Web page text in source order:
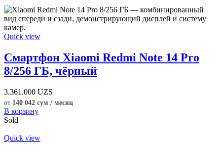
Quick view
Смартфон Xiaomi Redmi Note 14 Pro
8/256 ГБ, чёрный
3.361.000 UZS
от 140 042 сум / месяц
В корзину
Sold
Quick view